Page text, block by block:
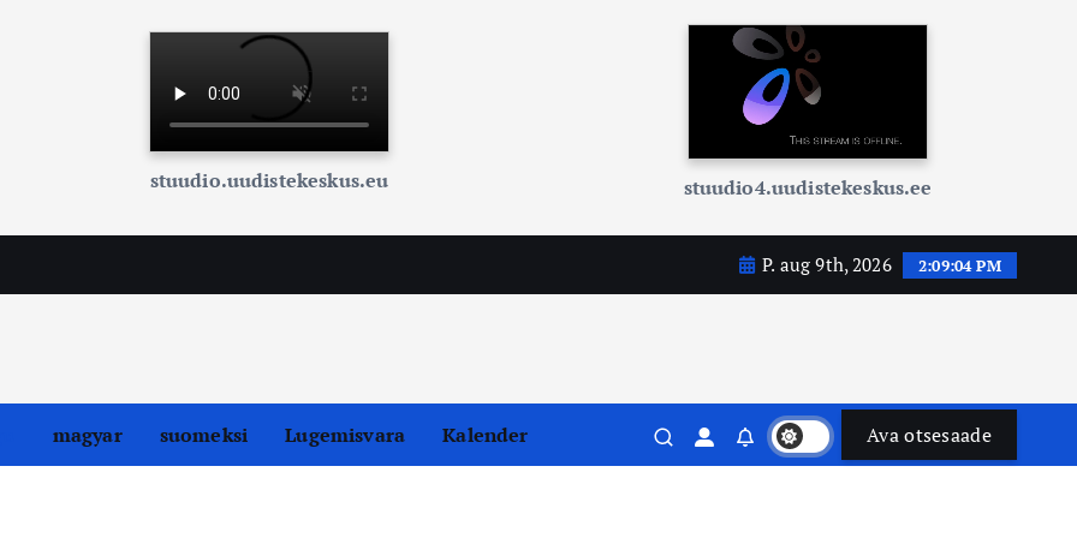
stuudio.uudistekeskus.eu stuudio4.uudistekeskus.ee
P. aug 9th, 2026 2:09:05 PM
magyar suomeksi Lugemisvara Kalender Ava otsesaade